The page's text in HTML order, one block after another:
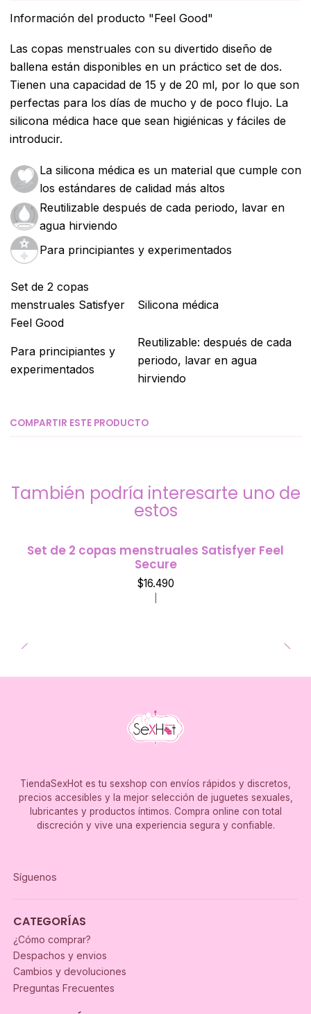
Información del producto "Feel Good"
Las copas menstruales con su divertido diseño de
ballena están disponibles en un práctico set de dos.
Tienen una capacidad de 15 y de 20 ml, por lo que son
perfectas para los días de mucho y de poco flujo. La
silicona médica hace que sean higiénicas y fáciles de
introducir.
La silicona médica es un material que cumple con
los estándares de calidad más altos
Reutilizable después de cada periodo, lavar en
agua hirviendo
Para principiantes y experimentados
Set de 2 copas
menstruales Satisfyer
Feel Good
Silicona médica
Para principiantes y
experimentados
Reutilizable: después de cada
periodo, lavar en agua
hirviendo
COMPARTIR ESTE PRODUCTO
También podría interesarte uno de
estos
Set de 2 copas menstruales Satisfyer Feel
Secure
$16.490
TiendaSexHot es tu sexshop con envíos rápidos y discretos,
precios accesibles y la mejor selección de juguetes sexuales,
lubricantes y productos íntimos. Compra online con total
discreción y vive una experiencia segura y confiable.
Síguenos
CATEGORÍAS
¿Cómo comprar?
Despachos y envios
Cambios y devoluciones
Preguntas Frecuentes